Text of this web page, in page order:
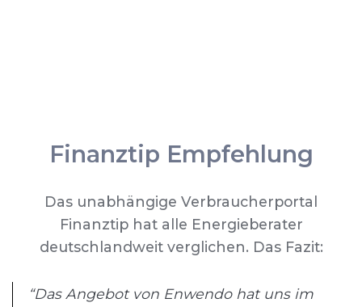
Finanztip Empfehlung
Das unabhängige Verbraucherportal
Finanztip hat alle Energieberater
deutschlandweit verglichen. Das Fazit:
“Das Angebot von Enwendo hat uns im